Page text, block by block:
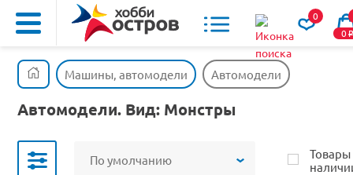
0
0o
Машины, автомодели Автомодели
Автомодели. Вид: Монстры
По умолчанию
Товары